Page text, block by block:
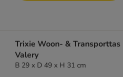
Trixie Woon- & Transporttas
Valery
B 29 x D 49 x H 31 cm